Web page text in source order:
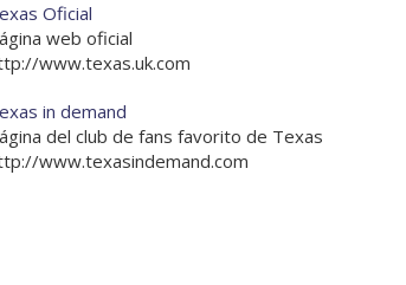
Oficial
web oficial
www.texas.uk.com
in demand
del club de fans favorito de Texas
www.texasindemand.com